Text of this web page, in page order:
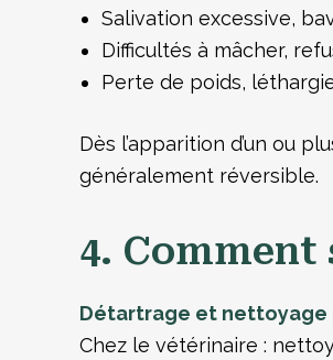
Salivation excessive,
Difficultés à mâcher,
Perte de poids,
Dès l’apparition d’un ou
généralement réversible.
4.
Détartrage et nettoyage
Chez le vétérinaire :